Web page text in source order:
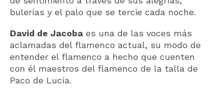
bulerías y el palo que se tercie cada noche.
David de Jacoba es una de las voces más
aclamadas del flamenco actual, su modo de
entender el flamenco a hecho que cuenten
con él maestros del flamenco de la talla de
Paco de Lucía.